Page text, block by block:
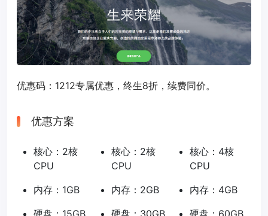
优惠码： 1212专属优惠，终生8折，续费同价。
优惠方案
核心：2核
CPU
内存：1GB
核心：2核
CPU
内存：2GB
核心：4核
CPU
内存：4GB